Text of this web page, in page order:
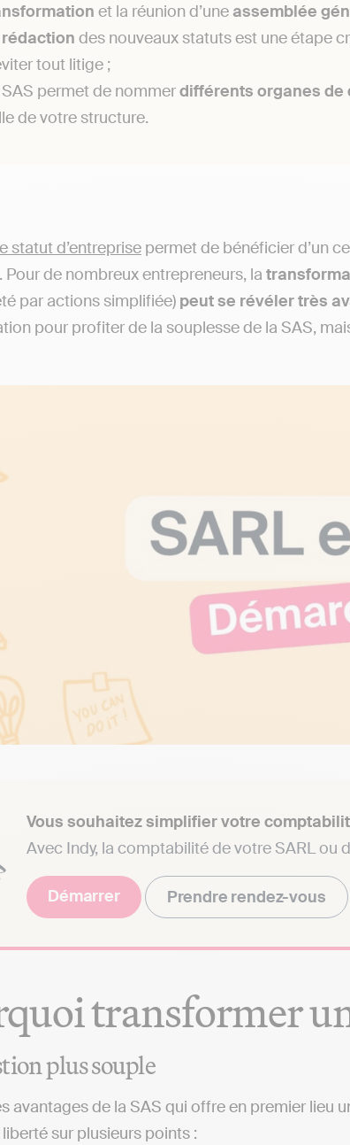
et la réunion d’uneassemblée
rédaction des nouveaux statuts est une étape
tout litige ;
permet de nommerdifférents organes de
de votre structure.
statut d’entreprise permet de bénéficier d’un
de nombreux entrepreneurs, la
par actions simplifiée) peut se révéler très
pour profiter de la souplesse de la SAS,
Vous souhaitez simplifier votre
Avec Indy, la comptabilité de votre SARL ou
Démarrer Prendre rendez-vous
transformer
plus souple
avantages de la SAS qui offre en premier lieu
sur plusieurs points :